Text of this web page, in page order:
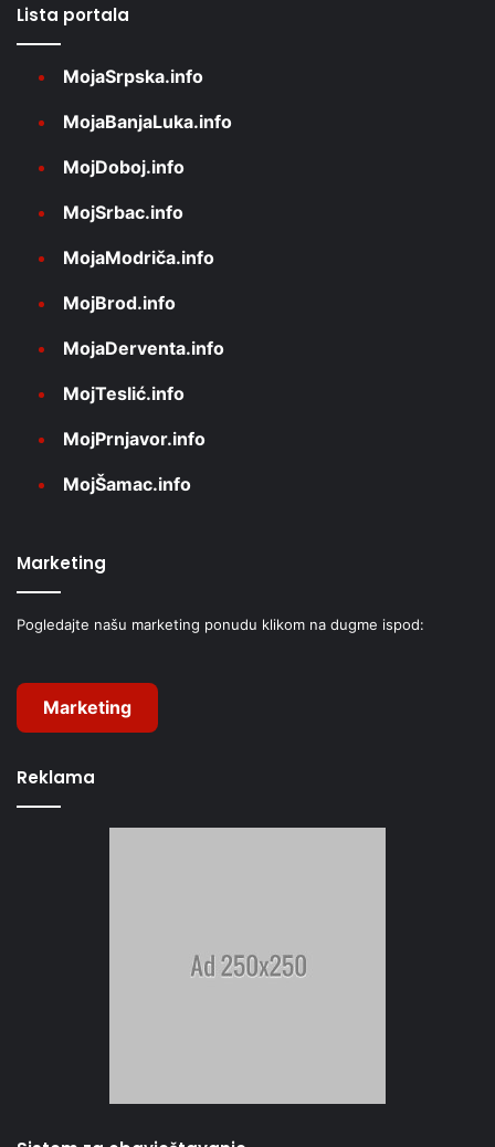
Lista portala
MojaSrpska.info
MojaBanjaLuka.info
MojDoboj.info
MojSrbac.info
MojaModriča.info
MojBrod.info
MojaDerventa.info
MojTeslić.info
MojPrnjavor.info
MojŠamac.info
Marketing
Pogledajte našu marketing ponudu klikom na dugme ispod:
Marketing
Reklama